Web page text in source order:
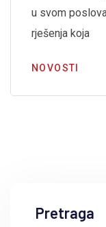
u svom
rješenja koja
NOVOSTI
Pretraga